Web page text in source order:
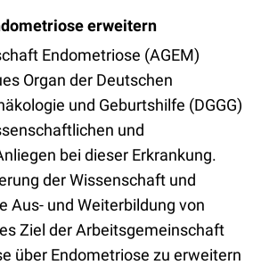
erweitern
Endometriose (AGEM)
Organ der Deutschen
und Geburtshilfe (DGGG)
und
bei dieser Erkrankung.
der Wissenschaft und
Aus- und Weiterbildung von
Ziel der Arbeitsgemeinschaft
über Endometriose zu erweitern